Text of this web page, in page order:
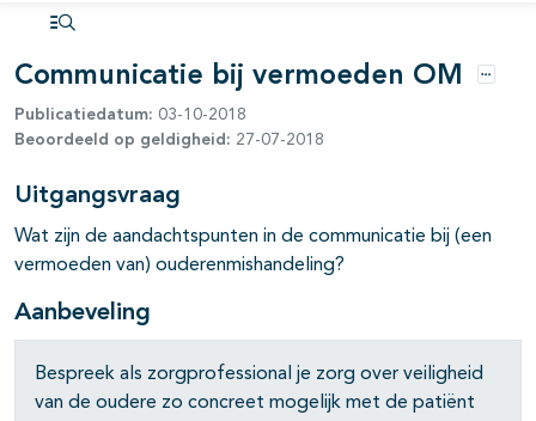
Communicatie bij vermoeden OM Opties
Publicatiedatum: 03-10-2018
Beoordeeld op geldigheid: 27-07-2018
Uitgangsvraag
Wat zijn de aandachtspunten in de communicatie bij (een
vermoeden van) ouderenmishandeling?
Aanbeveling
Bespreek als zorgprofessional je zorg over veiligheid
van de oudere zo concreet mogelijk met de patiënt